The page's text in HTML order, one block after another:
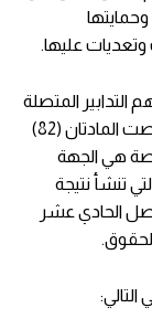
وحمايتها
وتعديات عليها.
التدابير المتصلة
بحماية حقوق المؤلف والحقوق المجاورة، فقد نصت المادتان (82)
هي الجهة
تنشأ نتيجة
الحادي عشر